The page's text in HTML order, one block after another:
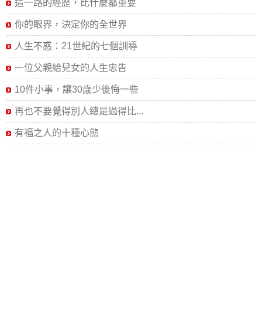
這一路的經歷，比什麼都重要
你的眼界，決定你的全世界
人生不惑：21世紀的七個訓導
一位父親給兒女的人生忠告
10件小事，讓30歲少後悔一些
再也不要覺得別人總是過得比...
有福之人的十種心態